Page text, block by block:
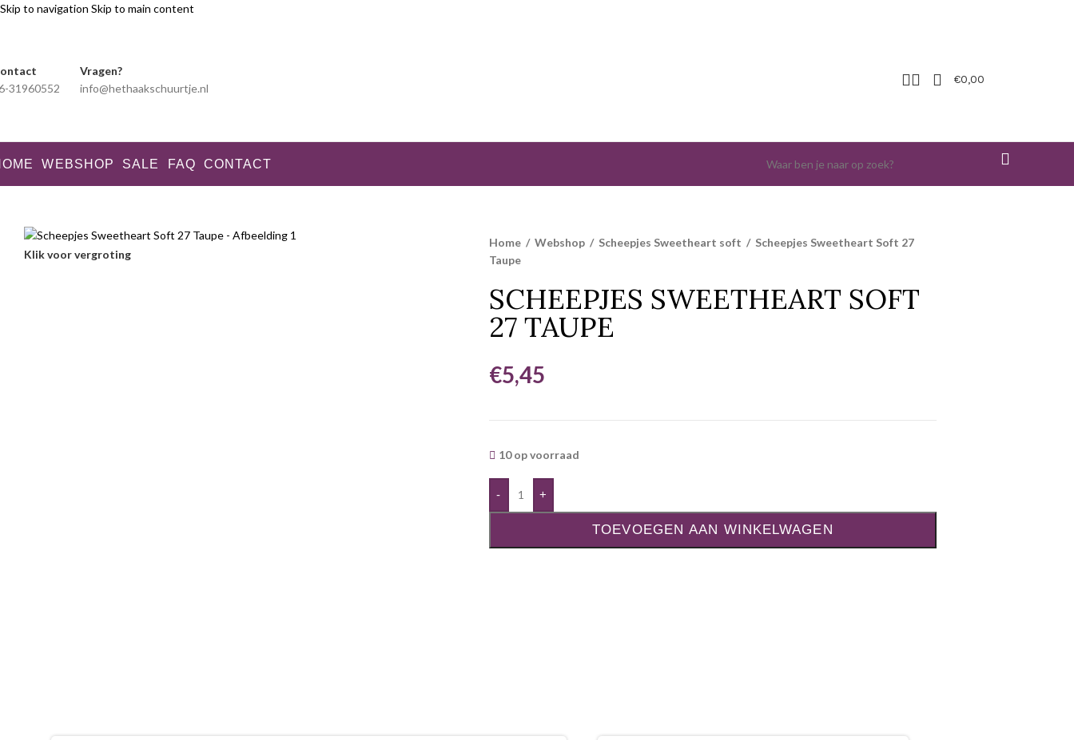
Skip to navigation Skip to main content
31960552
Vragen?
info@hethaakschuurtje.nl
€0,00
WEBSHOP SALE FAQ CONTACT
Klik voor vergroting
Home / Webshop / Scheepjes Sweetheart soft / Scheepjes Sweetheart Soft 27
Taupe
SCHEEPJES SWEETHEART SOFT
27 TAUPE
€5,45
10 op voorraad
- +
TOEVOEGEN AAN WINKELWAGEN